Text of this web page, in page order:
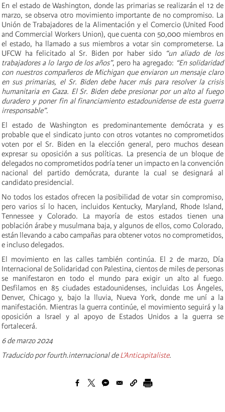
En el estado de Washington, donde las primarias se realizarán el 12 de
marzo, se observa otro movimiento importante de no compromiso. La
Unión de Trabajadores de la Alimentación y el Comercio (United Food
and Commercial Workers Union), que cuenta con 50,000 miembros en
el estado, ha llamado a sus miembros a votar sin comprometerse. La
UFCW ha felicitado al Sr. Biden por haber sido “un aliado de los
trabajadores a lo largo de los años”, pero ha agregado: “En solidaridad
con nuestros compañeros de Michigan que enviaron un mensaje claro
en sus primarias, el Sr. Biden debe hacer más para resolver la crisis
humanitaria en Gaza. El Sr. Biden debe presionar por un alto al fuego
duradero y poner fin al financiamiento estadounidense de esta guerra
irresponsable”.
El estado de Washington es predominantemente demócrata y es
probable que el sindicato junto con otros votantes no comprometidos
voten por el Sr. Biden en la elección general, pero muchos desean
expresar su oposición a sus políticas. La presencia de un bloque de
delegados no comprometidos podría tener un impacto en la convención
nacional del partido demócrata, durante la cual se designará al
candidato presidencial.
No todos los estados ofrecen la posibilidad de votar sin compromiso,
pero varios sí lo hacen, incluidos Kentucky, Maryland, Rhode Island,
Tennessee y Colorado. La mayoría de estos estados tienen una
población árabe y musulmana baja, y algunos de ellos, como Colorado,
están llevando a cabo campañas para obtener votos no comprometidos,
e incluso delegados.
El movimiento en las calles también continúa. El 2 de marzo, Día
Internacional de Solidaridad con Palestina, cientos de miles de personas
se manifestaron en todo el mundo para exigir un alto al fuego.
Desfilamos en 85 ciudades estadounidenses, incluidas Los Ángeles,
Denver, Chicago y, bajo la lluvia, Nueva York, donde me uní a la
manifestación. Mientras la guerra continúe, el movimiento seguirá y la
oposición a Israel y al apoyo de Estados Unidos a la guerra se
fortalecerá.
6 de marzo 2024
Traducido por fourth.internacional deL’Anticapitaliste.